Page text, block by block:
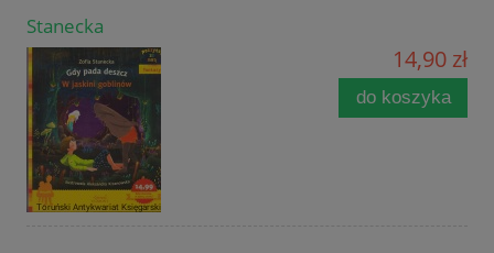
Stanecka
14,90 zł
do koszyka